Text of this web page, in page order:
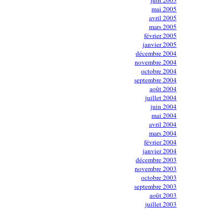
mai 2005
avril 2005
mars 2005
février 2005
janvier 2005
décembre 2004
novembre 2004
octobre 2004
septembre 2004
août 2004
juillet 2004
juin 2004
mai 2004
avril 2004
mars 2004
février 2004
janvier 2004
décembre 2003
novembre 2003
octobre 2003
septembre 2003
août 2003
juillet 2003